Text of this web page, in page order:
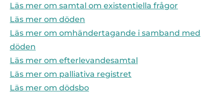
Läs mer om samtal om existentiella frågor
Läs mer om döden
Läs mer om omhändertagande i samband med
döden
Läs mer om efterlevandesamtal
Läs mer om palliativa registret
Läs mer om dödsbo